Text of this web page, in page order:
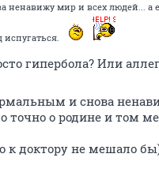
ненавижу мир и всех людей... а
испугаться.
гипербола? Или
и снова
точно о родине и том
к доктору не мешало